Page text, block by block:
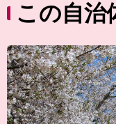
この自治